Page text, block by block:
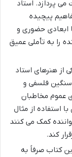
می پردازد. استاد
پیچیده
ابعادی حضوری و
را به تأملی عمیق
از هنرهای استاد
سنگین فلسفی و
عموم مخاطبان
استفاده از مثال
کمک می کنند
کند.
کتاب صرفاً به